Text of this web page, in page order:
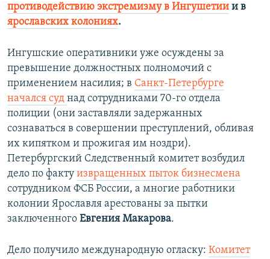
противодействию экстремизму в Ингушетии и в
ярославских колониях.
Ингушские оперативники уже осуждены за
превышение должностных полномочий с
применением насилия; в Санкт-Петербурге
начался суд над сотрудниками 70-го отдела
полиции (они заставляли задержанных
сознаваться в совершении преступлений, обливая
их кипятком и прожигая им ноздри).
Петербургский Следственный комитет возбудил
дело по факту извращенных пыток бизнесмена
сотрудником ФСБ России, а многие работники
колонии Ярославля арестованы за пытки
заключенного Евгения Макарова.
Дело получило международную огласку: Комитет